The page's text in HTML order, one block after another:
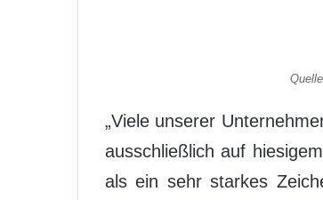
„Viele unserer
ausschließlich auf
als ein sehr starkes